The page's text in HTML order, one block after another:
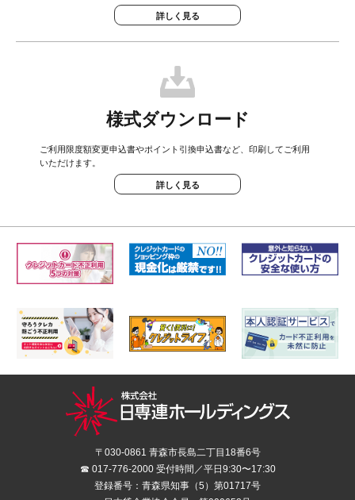
詳しく見る
様式ダウンロード
ご利用限度額変更申込書やポイント引換申込書など、印刷してご利用
いただけます。
詳しく見る
〒030-0861 青森市長島二丁目18番6号
☎ 017-776-2000 受付時間／平日9:30〜17:30
登録番号：青森県知事（5）第01717号